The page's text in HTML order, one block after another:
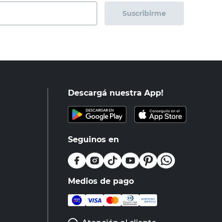
Suscribirme
Descargá nuestra App!
Seguinos en
Medios de pago